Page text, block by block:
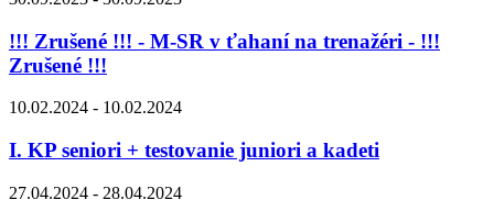
!!! Zrušené !!! - M-SR v ťahaní na trenažéri - !!!
Zrušené !!!
10.02.2024 - 10.02.2024
I. KP seniori + testovanie juniori a kadeti
27.04.2024 - 28.04.2024